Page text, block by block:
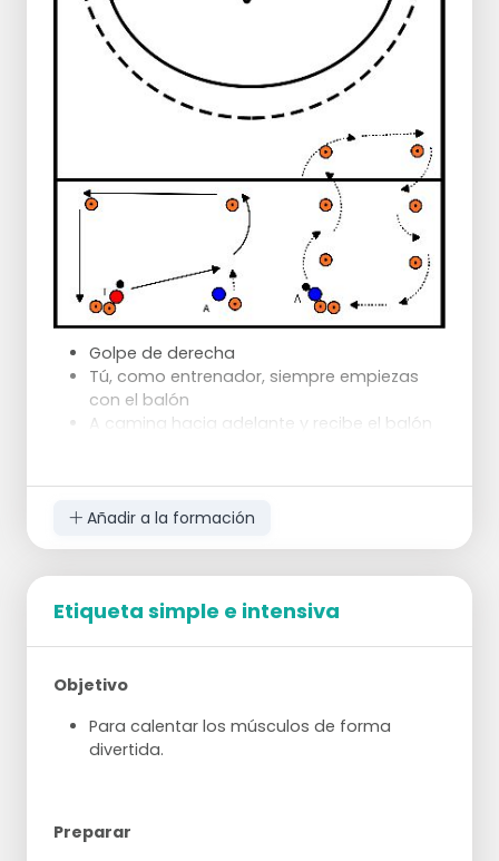
Golpe de derecha
Tú, como entrenador, siempre empiezas
con el balón
A camina hacia adelante y recibe el balón
de los peones
Siéntate bajo cuando recibas el balón y
entre los conos
tu cuerpo alrededor del balón
Añadir a la formación
Etiqueta simple e intensiva
Objetivo
Para calentar los músculos de forma
divertida.
Preparar